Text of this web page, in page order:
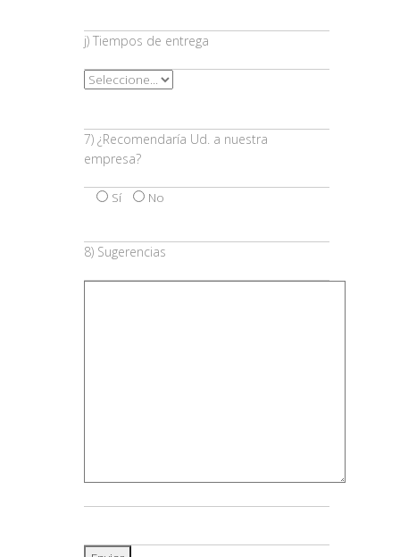
j) Tiempos de entrega
7) ¿Recomendaría Ud. a nuestra
empresa?
Sí No
8) Sugerencias